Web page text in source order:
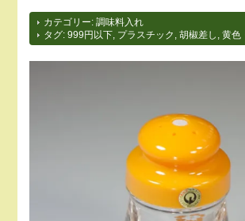
カテゴリー:調味料入れ
タグ:999円以下 プラスチック ,胡椒差し ,黄色